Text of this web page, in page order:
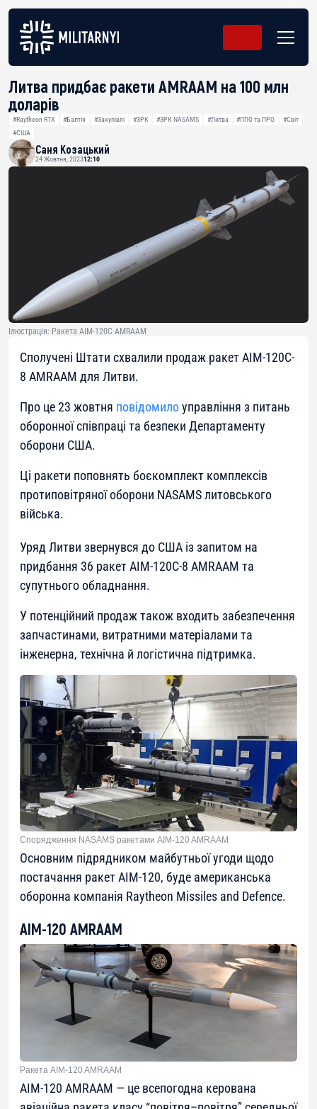
Литва придбає ракети AMRAAM на 100 млн
доларів
#Raytheon RTX #Балтія #Закупівлі #ЗРК #ЗРК NASAMS #Литва #ППО та ПРО
#Світ
#США
Саня Козацький
24 Жовтня, 202312:10
Ілюстрація: Ракета AIM-120C AMRAAM
Сполучені Штати схвалили продаж ракет AIM-120C-
8 AMRAAM для Литви.
Про це 23 жовтня повідомилоуправління з питань
оборонної співпраці та безпеки Департаменту
оборони США.
Ці ракети поповнять боєкомплект комплексів
протиповітряної оборони NASAMS литовського
війська.
Уряд Литви звернувся до США із запитом на
придбання 36 ракет AIM-120C-8 AMRAAM та
супутнього обладнання.
У потенційний продаж також входить забезпечення
запчастинами, витратними матеріалами та
інженерна, технічна й логістична підтримка.
Спорядження NASAMS ракетами AIM-120 AMRAAM
Основним підрядником майбутньої угоди щодо
постачання ракет AIM-120, буде американська
оборонна компанія Raytheon Missiles and Defence.
AIM-120 AMRAAM
Ракета AIM-120 AMRAAM
AIM-120 AMRAAM — це всепогодна керована